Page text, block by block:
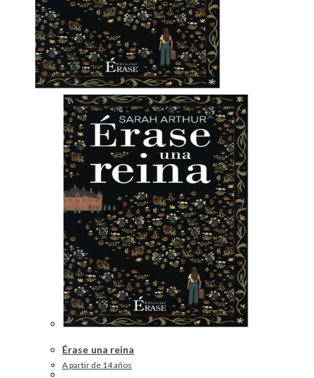
Érase una reina
A partir de 14 años